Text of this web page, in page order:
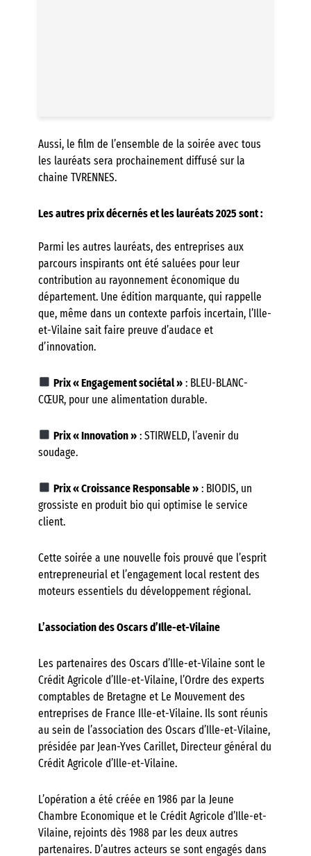
Aussi, le film de l’ensemble de la soirée avec tous
les lauréats sera prochainement diffusé sur la
chaine TVRENNES.
Les autres prix décernés et les lauréats 2025 sont :
Parmi les autres lauréats, des entreprises aux
parcours inspirants ont été saluées pour leur
contribution au rayonnement économique du
département. Une édition marquante, qui rappelle
que, même dans un contexte parfois incertain, l’Ille-
et-Vilaine sait faire preuve d’audace et
d’innovation.
Prix « Engagement sociétal » : BLEU-BLANC-
CŒUR, pour une alimentation durable.
Prix « Innovation » : STIRWELD, l’avenir du
soudage.
Prix « Croissance Responsable » : BIODIS, un
grossiste en produit bio qui optimise le service
client.
Cette soirée a une nouvelle fois prouvé que l’esprit
entrepreneurial et l’engagement local restent des
moteurs essentiels du développement régional.
L’association des Oscars d’Ille-et-Vilaine
Les partenaires des Oscars d’Ille-et-Vilaine sont le
Crédit Agricole d’Ille-et-Vilaine, l’Ordre des experts
comptables de Bretagne et Le Mouvement des
entreprises de France Ille-et-Vilaine. Ils sont réunis
au sein de l’association des Oscars d’Ille-et-Vilaine,
présidée par Jean-Yves Carillet, Directeur général du
Crédit Agricole d’Ille-et-Vilaine.
L’opération a été créée en 1986 par la Jeune
Chambre Economique et le Crédit Agricole d’Ille-et-
Vilaine, rejoints dès 1988 par les deux autres
partenaires. D’autres acteurs se sont engagés dans